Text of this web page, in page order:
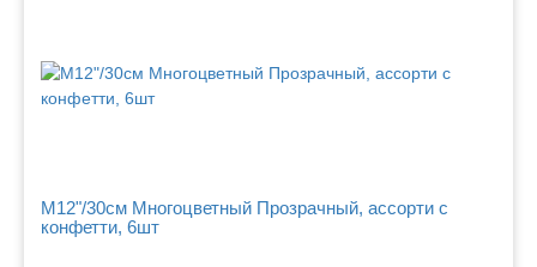
M12"/30см Многоцветный Прозрачный, ассорти c
конфетти, 6шт